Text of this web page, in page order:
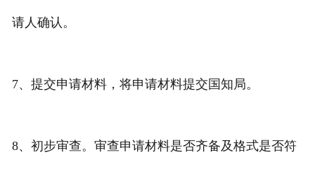
请人确认。
7、提交申请材料，将申请材料提交国知局。
8、初步审查。审查申请材料是否齐备及格式是否符